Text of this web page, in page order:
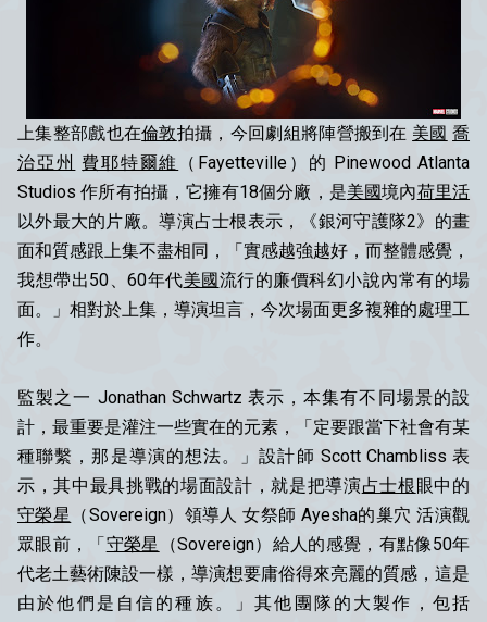
上集整部戲也在倫敦拍攝，今回劇組將陣營搬到在 美國 喬
治亞州 費耶特爾維
（Fayetteville）的 Pinewood Atlanta
Studios 作所有拍攝，它擁有18個分廠，是美國境內荷里活
以外最大的片廠。導演占士根表示，《銀河守護隊2》的畫
面和質感跟上集不盡相同，「實感越強越好，而整體感覺，
我想帶出50、60年代美國流行的廉價科幻小說內常有的場
面。」相對於上集，導演坦言，今次場面更多複雜的處理工
作。
監製之一 Jonathan Schwartz 表示，本集有不同場景的設
計，最重要是灌注一些實在的元素，「定要跟當下社會有某
種聯繫，那是導演的想法。」設計師 Scott Chambliss 表
示，其中最具挑戰的場面設計，就是把導演占士根眼中的
守榮星
（Sovereign）領導人 女祭師 Ayesha的巢穴 活演觀
眾眼前，「守榮星
（Sovereign）給人的感覺，有點像50年
代老土藝術陳設一樣，導演想要庸俗得來亮麗的質感，這是
由於他們是自信的種族。」其他團隊的大製作，包括